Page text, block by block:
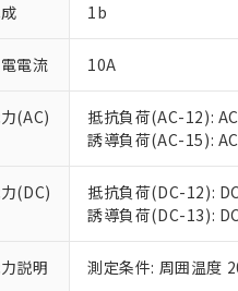
1b
電流 10A
(AC)
抵抗負荷(AC-12):
誘導負荷(AC-15):
(DC)
抵抗負荷(DC-12):
誘導負荷(DC-13):
説明 測定条件: 周囲温
ご利用条
以下の条件をお
本サービス
くものです。
在庫状況お
のであり、
い。
正式な納期
非該当品：ライ
仕入先様の事情
があります。
*EU RoHS指令（10物
鉛(Pb) 1000ppm以下
六価クロム(Cr(Ⅵ))
フタル酸ビス(2-エチ
ル（DBP） 1000ppm
但し、RoHS指令で産
※1 中国
「×」：最大均質
「－」：未確認
*中国RoHS10物質の
Pb(鉛) :1000ppm、
Cr(Ⅵ)(六価クロム) :
DBP(フタル酸ジブチ
DEHP(フタル酸ビス
当社は、こ
などの必要
当社は規制
ます。
置等に一切
記
号
説明
○ 一定数